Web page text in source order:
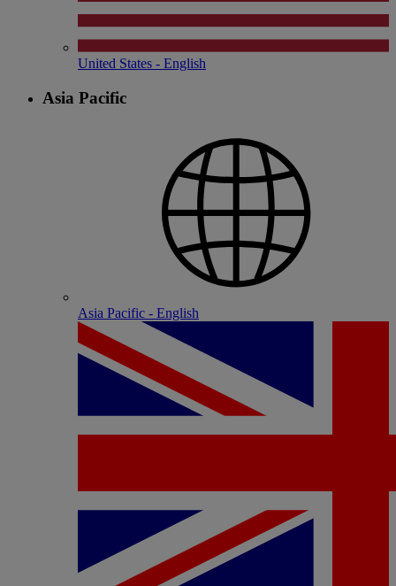
United States - English
Asia Pacific
Asia Pacific - English